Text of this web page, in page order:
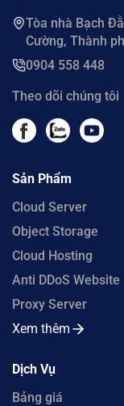
Tòa nhà Bạch
Cường, Thành
0904 558 448
Theo dõi chúng tôi
Sản Phẩm
Cloud Server
Object Storage
Cloud Hosting
Anti DDoS Website
Proxy Server
Xem thêm
Dịch Vụ
Bảng giá